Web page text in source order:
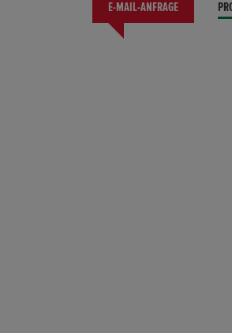
E-MAIL-ANFRAGE